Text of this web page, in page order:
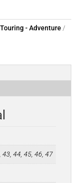
- Adventure
43, 44, 45, 46, 47